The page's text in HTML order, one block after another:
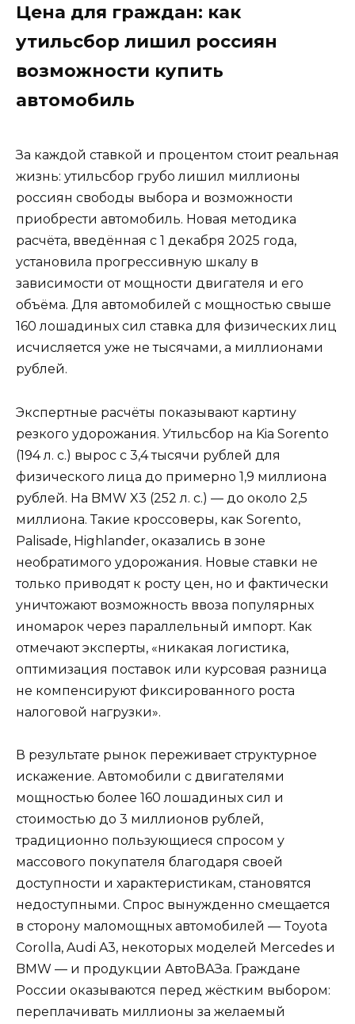
Цена для граждан: как
утильсбор лишил россиян
возможности купить
автомобиль
За каждой ставкой и процентом стоит реальная
жизнь: утильсбор грубо лишил миллионы
россиян свободы выбора и возможности
приобрести автомобиль. Новая методика
расчёта, введённая с 1 декабря 2025 года,
установила прогрессивную шкалу в
зависимости от мощности двигателя и его
объёма. Для автомобилей с мощностью свыше
160 лошадиных сил ставка для физических лиц
исчисляется уже не тысячами, а миллионами
рублей.
Экспертные расчёты показывают картину
резкого удорожания. Утильсбор на Kia Sorento
(194 л. с.) вырос с 3,4 тысячи рублей для
физического лица до примерно 1,9 миллиона
рублей. На BMW X3 (252 л. с.) — до около 2,5
миллиона. Такие кроссоверы, как Sorento,
Palisade, Highlander, оказались в зоне
необратимого удорожания. Новые ставки не
только приводят к росту цен, но и фактически
уничтожают возможность ввоза популярных
иномарок через параллельный импорт. Как
отмечают эксперты, «никакая логистика,
оптимизация поставок или курсовая разница
не компенсируют фиксированного роста
налоговой нагрузки».
В результате рынок переживает структурное
искажение. Автомобили с двигателями
мощностью более 160 лошадиных сил и
стоимостью до 3 миллионов рублей,
традиционно пользующиеся спросом у
массового покупателя благодаря своей
доступности и характеристикам, становятся
недоступными. Спрос вынужденно смещается
в сторону маломощных автомобилей — Toyota
Corolla, Audi A3, некоторых моделей Mercedes и
BMW — и продукции АвтоВАЗа. Граждане
России оказываются перед жёстким выбором:
переплачивать миллионы за желаемый